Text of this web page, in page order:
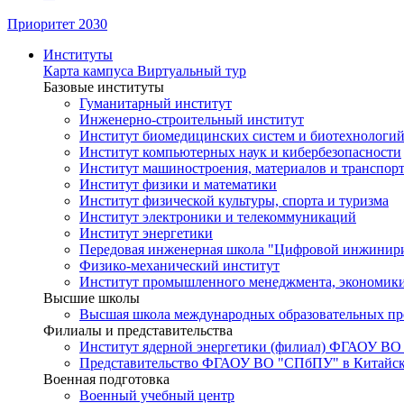
Приоритет 2030
Институты
Карта кампуса Виртуальный тур
Базовые институты
Гуманитарный институт
Инженерно-строительный институт
Институт биомедицинских систем и биотехнологий
Институт компьютерных наук и кибербезопасности
Институт машиностроения, материалов и
Институт физики и математики
Институт физической культуры, спорта и туризма
Институт электроники и телекоммуникаций
Институт энергетики
Передовая инженерная школа "Цифровой
Физико-механический институт
Институт промышленного менеджмента,
Высшие школы
Высшая школа международных образовательных
Филиалы и представительства
Институт ядерной энергетики (филиал) ФГАОУ
Представительство ФГАОУ ВО "СПбПУ" в
Военная подготовка
Военный учебный центр